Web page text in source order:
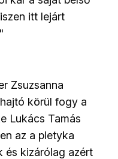
itt lejárt
Zsuzsanna
körül fogy a
Lukács Tamás
az a pletyka
és kizárólag azért